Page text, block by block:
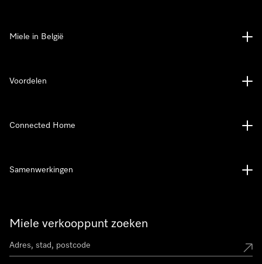
Miele verkooppunt zoeken
Miele in België
Voordelen
Connected Home
Samenwerkingen